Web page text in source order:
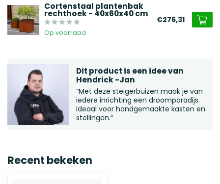
Cortenstaal plantenbak
rechthoek - 40x60x40 cm
Op voorraad
€276,31
Dit product is een idee van
Hendrick -Jan
“Met deze steigerbuizen maak je van
iedere inrichting een droomparadijs.
Ideaal voor handgemaakte kasten en
stellingen.”
Recent bekeken